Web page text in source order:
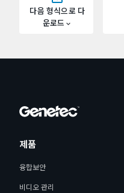
다음 형식으로 다
운로드
제품
융합보안
비디오 관리